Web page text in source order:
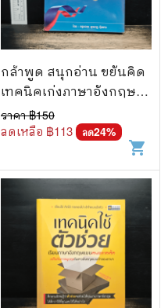
กล้าพูด สนุกอ่าน ขยันคิด
เทคนิคเก่งภาษาอังกฤษ
แบบผู้รู้จริง
ราคา ฿150
ลดเหลือ ฿113 ลด24%
shopping_cart